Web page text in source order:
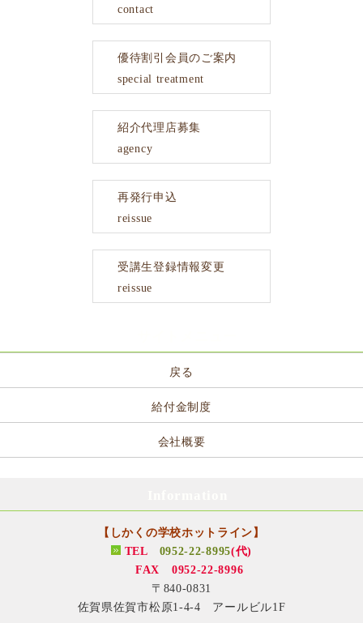
contact
優待割引会員のご案内
special treatment
紹介代理店募集
agency
再発行申込
reissue
受講生登録情報変更
reissue
戻る
給付金制度
会社概要
【しかくの学校ホットライン】
TEL 0952-22-8995(代)
FAX 0952-22-8996
〒840-0831
佐賀県佐賀市松原1-4-4 アールビル1F